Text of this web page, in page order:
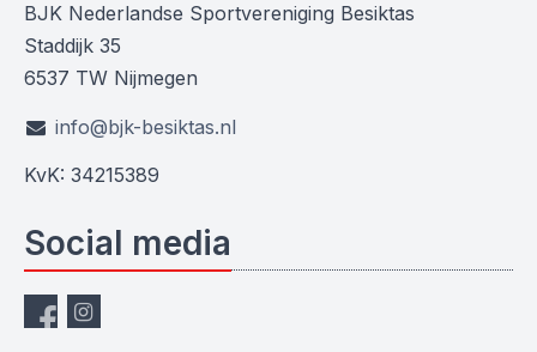
BJK Nederlandse Sportvereniging Besiktas
Staddijk 35
6537 TW Nijmegen
info@bjk-besiktas.nl
KvK: 34215389
Social media